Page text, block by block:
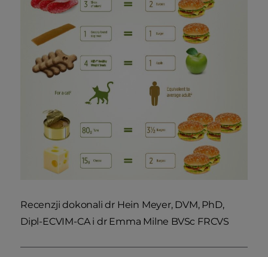
Recenzji dokonali dr Hein Meyer, DVM, PhD,
Dipl-ECVIM-CA i dr Emma Milne BVSc FRCVS